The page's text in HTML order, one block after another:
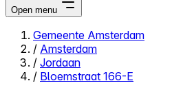
Open menu
Close menu
Gemeente Amsterdam
/ Amsterdam
/ Jordaan
/ Bloemstraat 166-E